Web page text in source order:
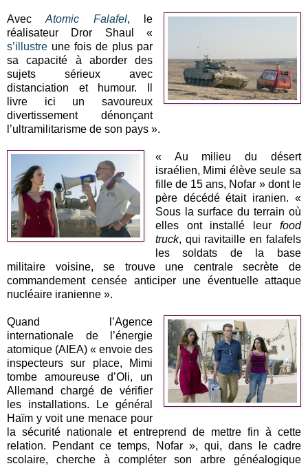
AvecAtomic Falafel, le
réalisateur Dror Shaul «
s’illustre une fois de plus par
sa capacité à aborder des
sujets sérieux avec
distanciation et humour. Il
livre ici un savoureux
divertissement dénonçant
l’ultramilitarisme de son pays ».
« Au milieu du désert
israélien, Mimi élève seule sa
fille de 15 ans, Nofar » dont le
père décédé était iranien. «
Sous la surface du terrain où
elles ont installé leur food
truck, qui ravitaille en falafels
les soldats de la base
militaire voisine, se trouve une centrale secrète de
commandement censée anticiper une éventuelle attaque
nucléaire iranienne ».
Quand l’Agence
internationale de l’énergie
atomique (AIEA) « envoie des
inspecteurs sur place, Mimi
tombe amoureuse d’Oli, un
Allemand chargé de vérifier
les installations. Le général
Haïm y voit une menace pour
la sécurité nationale et entreprend de mettre fin à cette
relation. Pendant ce temps, Nofar », qui, dans le cadre
scolaire, cherche à compléter son arbre généalogique